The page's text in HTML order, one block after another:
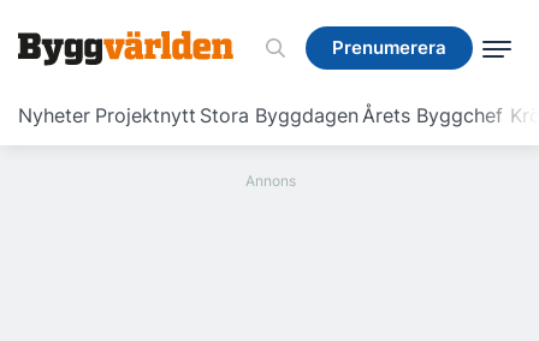
Prenumerera
Nyheter Projektnytt Stora ByggdagenÅrets Byggchef
Prenumerera